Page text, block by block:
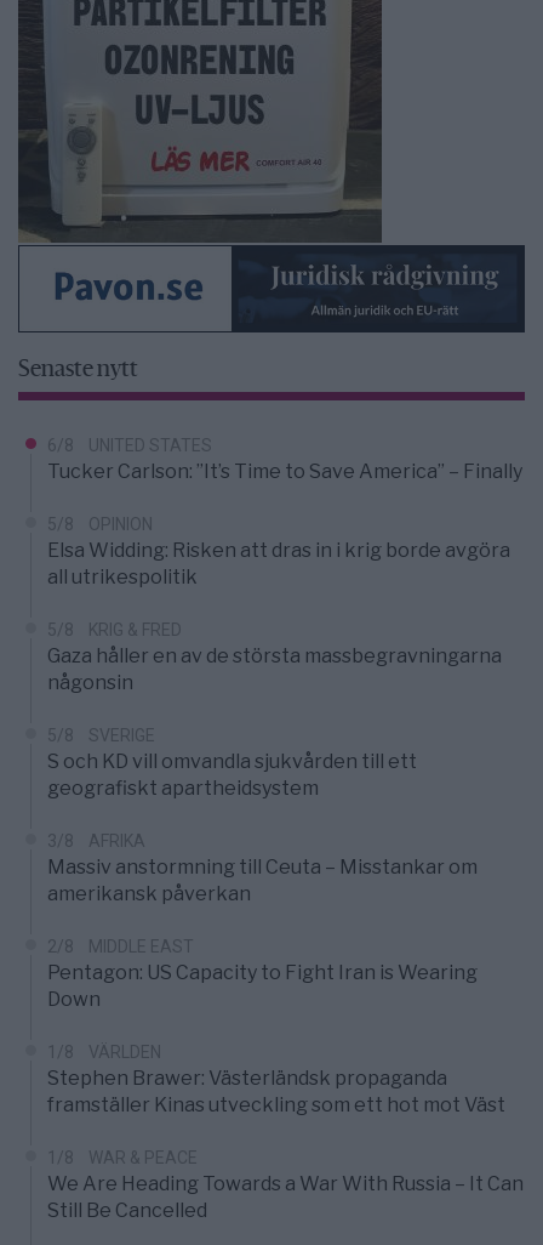
Senaste nytt
6/8 UNITED STATES
Tucker Carlson: ”It’s Time to Save America” – Finally
5/8 OPINION
Elsa Widding: Risken att dras in i krig borde avgöra
all utrikespolitik
5/8 KRIG & FRED
Gaza håller en av de största massbegravningarna
någonsin
5/8 SVERIGE
S och KD vill omvandla sjukvården till ett
geografiskt apartheidsystem
3/8 AFRIKA
Massiv anstormning till Ceuta – Misstankar om
amerikansk påverkan
2/8 MIDDLE EAST
Pentagon: US Capacity to Fight Iran is Wearing
Down
1/8 VÄRLDEN
Stephen Brawer: Västerländsk propaganda
framställer Kinas utveckling som ett hot mot Väst
1/8 WAR & PEACE
We Are Heading Towards a War With Russia – It Can
Still Be Cancelled